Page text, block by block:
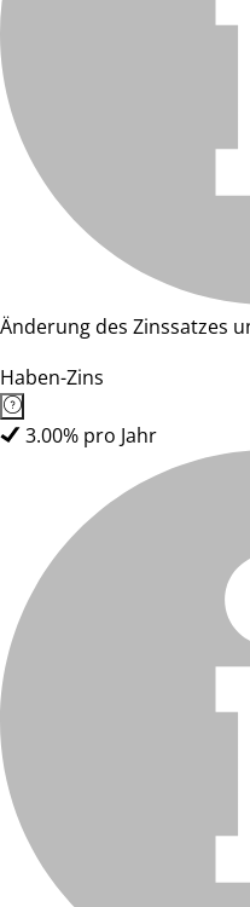
Änderung des Zinssatzes
Haben-Zins
3.00% pro Jahr